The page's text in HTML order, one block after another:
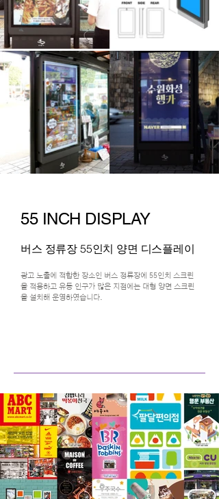
55 INCH DISPLAY
버스 정류장 55인치 양면 디스플레이
광고 노출에 적합한 장소인 버스 정류장에 55인치 스크린
을 적용하고 유동 인구가 많은 지점에는 대형 양면 스크린
을 설치해 운영하였습니다.